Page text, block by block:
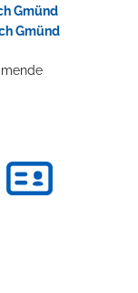
Gmünd
Gmünd